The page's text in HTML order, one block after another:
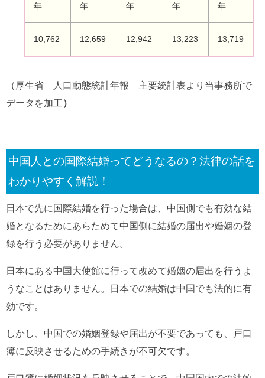
年
年
年
年
年
10,762 12,659 12,942 13,223 13,719
（厚生省 人口動態統計年報 主要統計表より当事務所で
データを加工 ）
中国人との国際結婚ってどうなるの？法律の話を
わかりやすく解説！
日本で先に国際結婚を行った場合は、中国側でも有効な結
婚となるためにあらためて中国側に結婚の届出や婚姻の登
録を行う必要がありません。
日本にある中国大使館に行って改めて婚姻の届出を行うよ
うなことはありません。日本での結婚は中国でも法的に有
効です。
しかし、中国での婚姻登録や届出が不要であっても、戸口
簿に反映させるための手続きが不可欠です。